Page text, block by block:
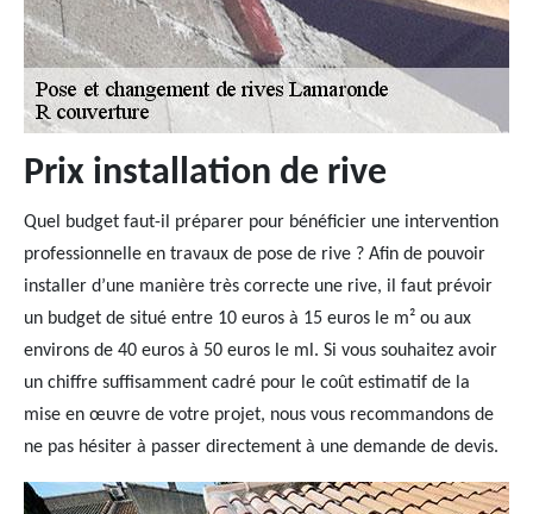
Prix installation de rive
Quel budget faut-il préparer pour bénéficier une intervention
professionnelle en travaux de pose de rive ? Afin de pouvoir
installer d’une manière très correcte une rive, il faut prévoir
un budget de situé entre 10 euros à 15 euros le m² ou aux
environs de 40 euros à 50 euros le ml. Si vous souhaitez avoir
un chiffre suffisamment cadré pour le coût estimatif de la
mise en œuvre de votre projet, nous vous recommandons de
ne pas hésiter à passer directement à une demande de devis.